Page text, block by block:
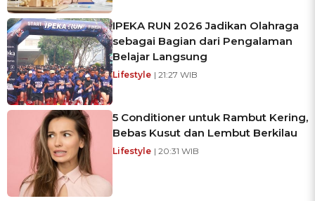
IPEKA RUN 2026 Jadikan Olahraga
sebagai Bagian dari Pengalaman
Belajar Langsung
Lifestyle | 21:27 WIB
5 Conditioner untuk Rambut Kering,
Bebas Kusut dan Lembut Berkilau
Lifestyle | 20:31 WIB